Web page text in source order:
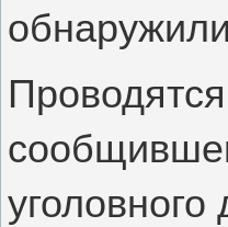
уголовного